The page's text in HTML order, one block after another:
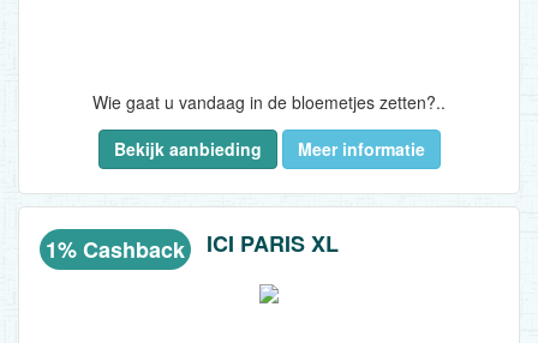
Wie gaat u vandaag in de bloemetjes zetten?..
Bekijk aanbieding
Meer informatie
1% Cashback ICI PARIS XL